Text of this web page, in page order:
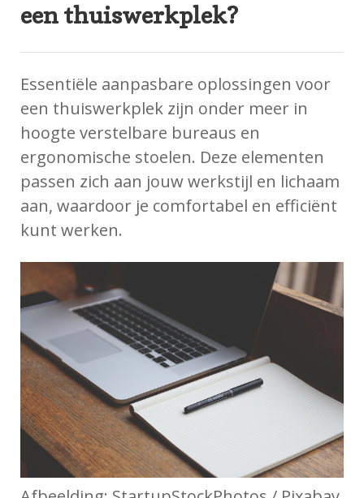
een thuiswerkplek?
Essentiële aanpasbare oplossingen voor
een thuiswerkplek zijn onder meer in
hoogte verstelbare bureaus en
ergonomische stoelen. Deze elementen
passen zich aan jouw werkstijl en lichaam
aan, waardoor je comfortabel en efficiënt
kunt werken.